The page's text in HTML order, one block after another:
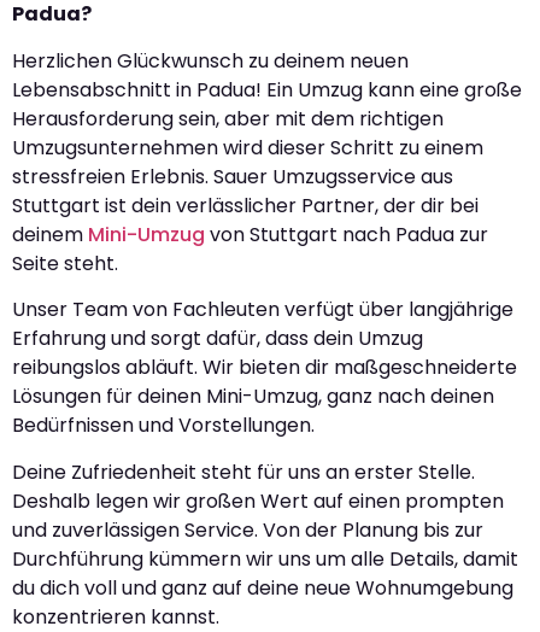
Padua?
Herzlichen Glückwunsch zu deinem neuen
Lebensabschnitt in Padua! Ein Umzug kann eine große
Herausforderung sein, aber mit dem richtigen
Umzugsunternehmen wird dieser Schritt zu einem
stressfreien Erlebnis. Sauer Umzugsservice aus
Stuttgart ist dein verlässlicher Partner, der dir bei
deinem Mini-Umzug von Stuttgart nach Padua zur
Seite steht.
Unser Team von Fachleuten verfügt über langjährige
Erfahrung und sorgt dafür, dass dein Umzug
reibungslos abläuft. Wir bieten dir maßgeschneiderte
Lösungen für deinen Mini-Umzug, ganz nach deinen
Bedürfnissen und Vorstellungen.
Deine Zufriedenheit steht für uns an erster Stelle.
Deshalb legen wir großen Wert auf einen prompten
und zuverlässigen Service. Von der Planung bis zur
Durchführung kümmern wir uns um alle Details, damit
du dich voll und ganz auf deine neue Wohnumgebung
konzentrieren kannst.